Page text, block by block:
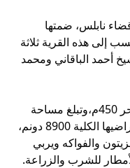
نابلس، ضمتها
إلى هذه القرية ثلاثة
أحمد الباقاني ومحمد
تقع على رأس جبل ترتفع عن سطح البحر 450م،وتبلغ مساحة
أراضيها العمرانية 300 دونم. ومساحة أراضيها الكلية 8900 دونم،
والفواكه ويربي
للشرب والزراعة.